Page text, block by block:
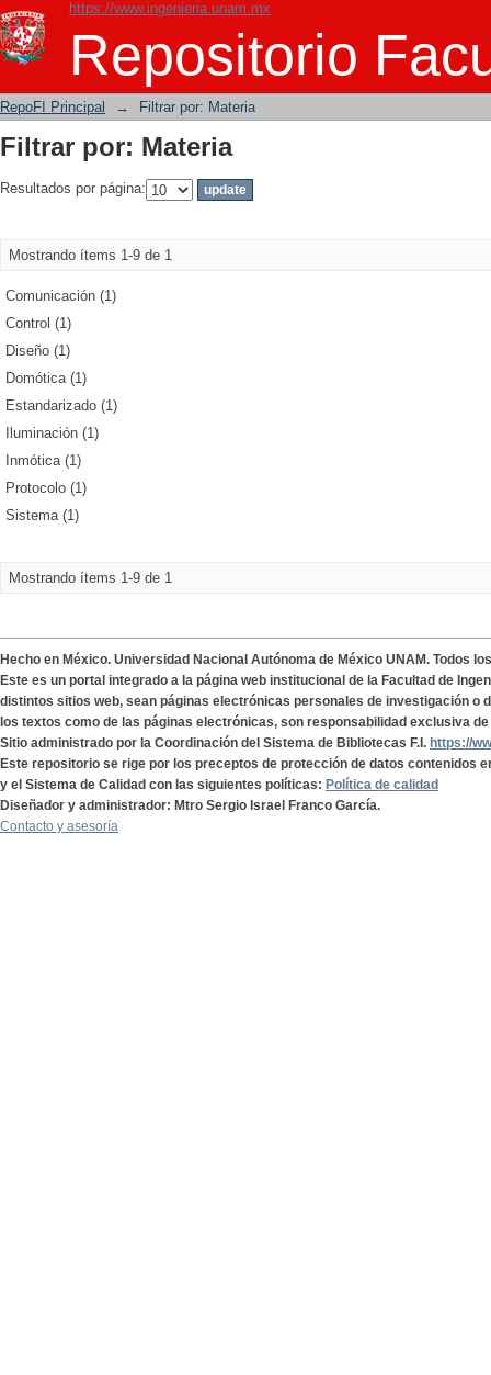
https://www.ingenieria.unam.mx
Repositorio
Filtrar por: Materia
RepoFI Principal → Filtrar por: Materia
Filtrar por: Materia
Resultados por página:
Mostrando ítems 1-9 de 1
Comunicación (1)
Control (1)
Diseño (1)
Domótica (1)
Estandarizado (1)
Iluminación (1)
Inmótica (1)
Protocolo (1)
Sistema (1)
Mostrando ítems 1-9 de 1
Hecho en México. Universidad Nacional Autónoma de México UNAM. Todos
Este es un portal integrado a la página web institucional de la Facultad de
distintos sitios web, sean páginas electrónicas personales de investigación o
los textos como de las páginas electrónicas, son responsabilidad exclusiva
Sitio administrado por la Coordinación del Sistema de Bibliotecas F.I. https://
Este repositorio se rige por los preceptos de protección de datos contenidos
y el Sistema de Calidad con las siguientes políticas: Política de calidad
Diseñador y administrador: Mtro Sergio Israel Franco García.
Contacto y asesoría